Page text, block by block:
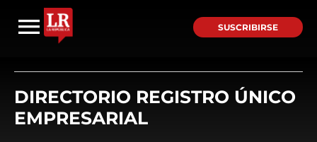
SUSCRIBIRSE
DIRECTORIO REGISTRO ÚNICO
EMPRESARIAL